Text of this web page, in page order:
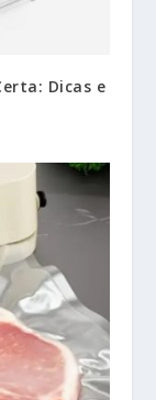
Dicas e